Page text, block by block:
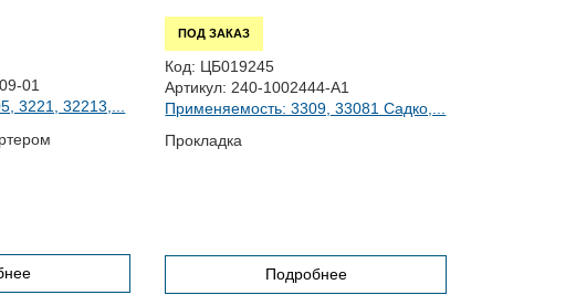
01
3221, 32213,...
ПОД ЗАКАЗ
Код: ЦБ019245
Артикул: 240-1002444-А1
Применяемость: 3309, 33081 Садко,...
Прокладка
Подробнее